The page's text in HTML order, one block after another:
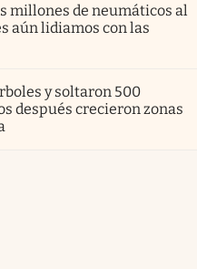
millones de neumáticos al
aún lidiamos con las
y soltaron 500
después crecieron zonas